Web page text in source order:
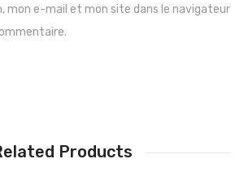
mon e-mail et mon site dans le navigateur
Products